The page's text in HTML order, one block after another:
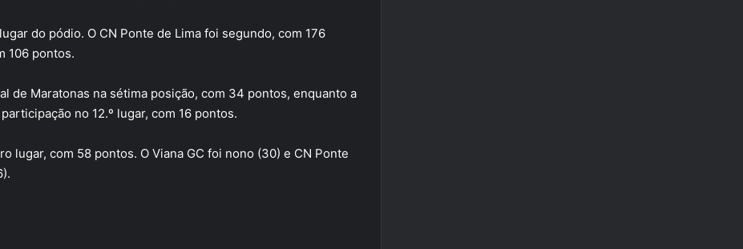
do pódio. O CN Ponte de Lima foi segundo, com 176
106 pontos.
de Maratonas na sétima posição, com 34 pontos, enquanto a
no 12.º lugar, com 16 pontos.
lugar, com 58 pontos. O Viana GC foi nono (30) e CN Ponte